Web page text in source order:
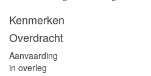
Kenmerken
Overdracht
Aanvaarding
in overleg